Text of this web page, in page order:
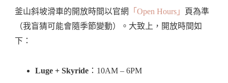
釜山斜坡滑車的開放時間以官網 「Open Hours」
頁為準
（我盲猜可能會隨季節變動）。大致上，開放時間如
下：
Luge + Skyride ：10AM – 6PM